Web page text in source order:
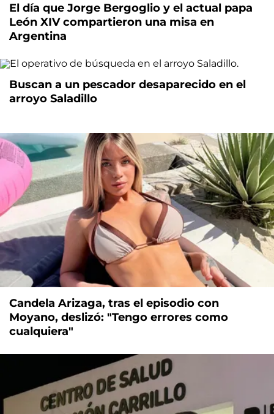
El día que Jorge Bergoglio y el actual papa
León XIV compartieron una misa en
Argentina
Buscan a un pescador desaparecido en el
arroyo Saladillo
Candela Arizaga, tras el episodio con
Moyano, deslizó: "Tengo errores como
cualquiera"